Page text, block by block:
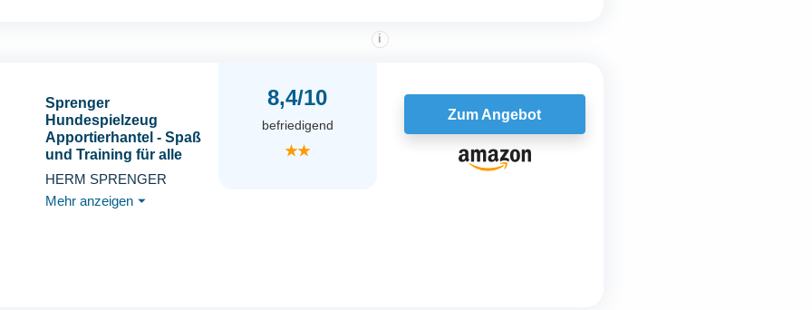
Sprenger
Hundespielzeug
Apportierhantel - Spaß
und Training für alle
Hunderassen, orange -
18 x 7cm
HERM SPRENGER
Mehr anzeigen ⏷
8,4/10
i
befriedigend
★★
Zum Angebot